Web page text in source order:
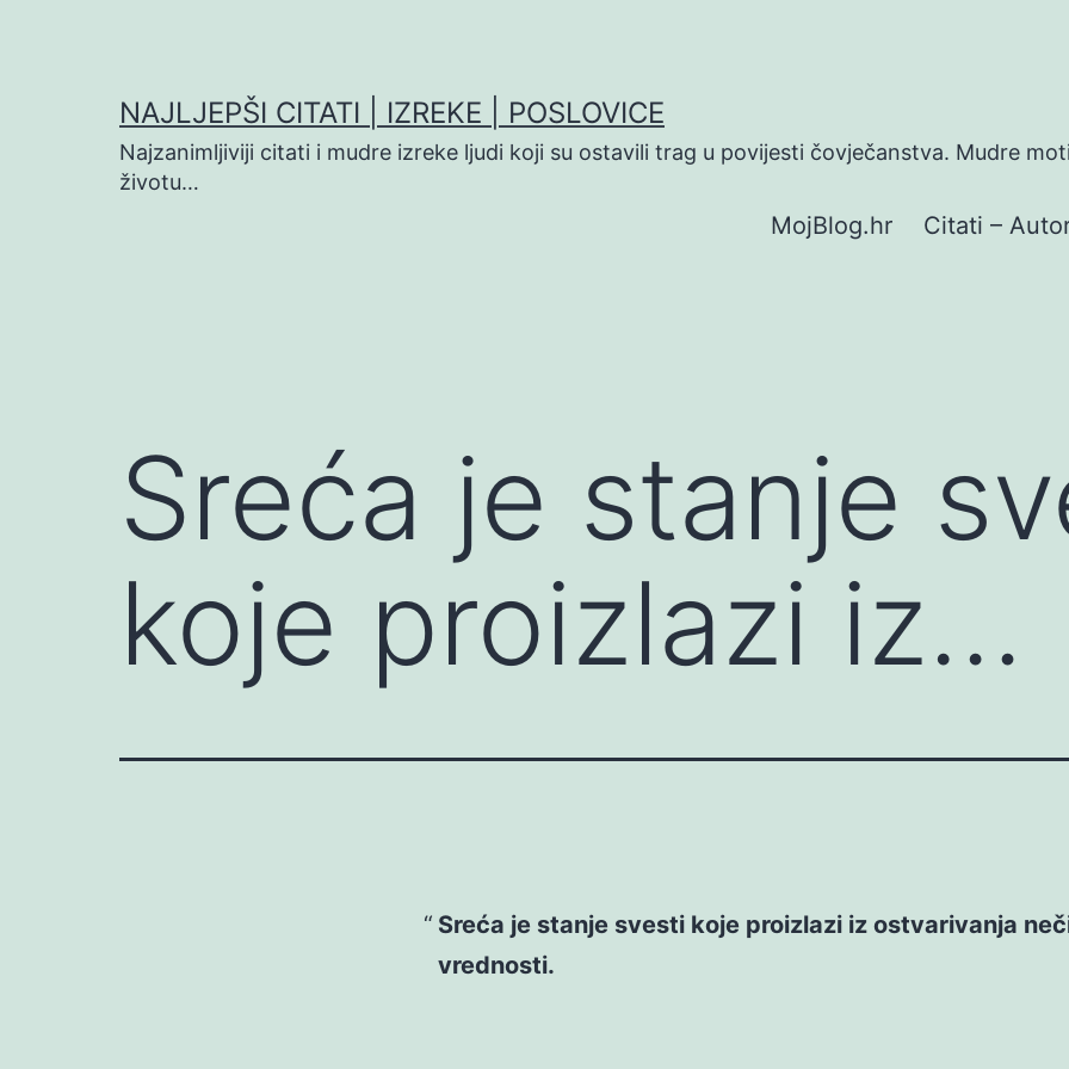
NAJLJEPŠI CITATI | IZREKE | POSLOVICE
Najzanimljiviji citati i mudre izreke ljudi koji su ostavili trag u povijesti čovječanstva. Mudre
životu…
MojBlog.hr Citati –
Sreća je stanje
koje proizlazi iz…
Sreća je stanje svesti koje proizlazi iz ostvarivanja
vrednosti.